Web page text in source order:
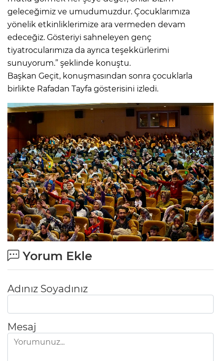
geleceğimiz ve umudumuzdur. Çocuklarımıza
yönelik etkinliklerimize ara vermeden devam
edeceğiz. Gösteriyi sahneleyen genç
tiyatrocularımıza da ayrıca teşekkürlerimi
sunuyorum.” şeklinde konuştu.
Başkan Geçit, konuşmasından sonra çocuklarla
birlikte Rafadan Tayfa gösterisini izledi.
Yorum Ekle
Adınız Soyadınız
Mesaj